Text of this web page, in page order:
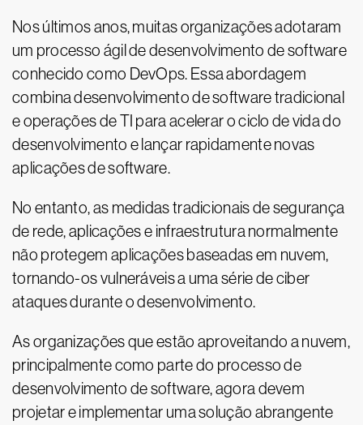
Nos últimos anos, muitas organizações adotaram
um processo ágil de desenvolvimento de software
conhecido como DevOps. Essa abordagem
combina desenvolvimento de software tradicional
e operações de TI para acelerar o ciclo de vida do
desenvolvimento e lançar rapidamente novas
aplicações de software.
No entanto, as medidas tradicionais de segurança
de rede, aplicações e infraestrutura normalmente
não protegem aplicações baseadas em nuvem,
tornando-os vulneráveis a uma série de ciber
ataques durante o desenvolvimento.
As organizações que estão aproveitando a nuvem,
principalmente como parte do processo de
desenvolvimento de software, agora devem
projetar e implementar uma solução abrangente